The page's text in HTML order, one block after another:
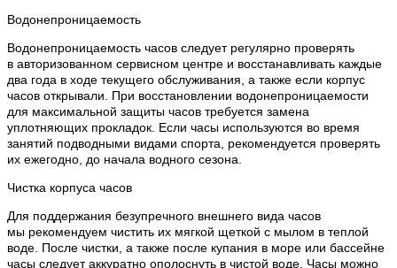
Водонепроницаемость
Водонепроницаемость часов следует регулярно проверять
в авторизованном сервисном центре и восстанавливать каждые
два года в ходе текущего обслуживания, а также если корпус
часов открывали. При восстановлении водонепроницаемости
для максимальной защиты часов требуется замена
уплотняющих прокладок. Если часы используются во время
занятий подводными видами спорта, рекомендуется проверять
их ежегодно, до начала водного сезона.
Чистка корпуса часов
Для поддержания безупречного внешнего вида часов
мы рекомендуем чистить их мягкой щеткой с мылом в теплой
воде. После чистки, а также после купания в море или бассейне
часы следует аккуратно ополоснуть в чистой воде. Часы можно